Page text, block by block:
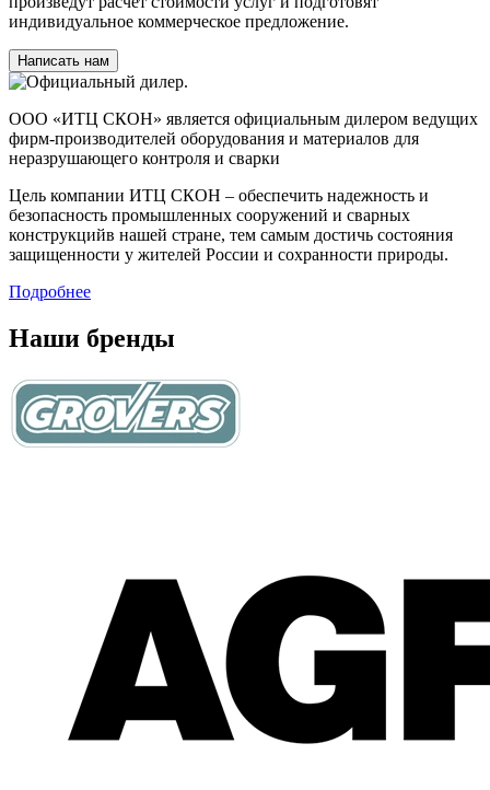
индивидуальное коммерческое предложение.
Написать нам
ООО «ИТЦ СКОН» является официальным дилером ведущих
фирм-производителей оборудования и материалов для
неразрушающего контроля и сварки
Цель компании ИТЦ СКОН – обеспечить надежность и
безопасность промышленных сооружений и сварных
конструкцийв нашей стране, тем самым достичь состояния
защищенности у жителей России и сохранности природы.
Подробнее
Наши бренды